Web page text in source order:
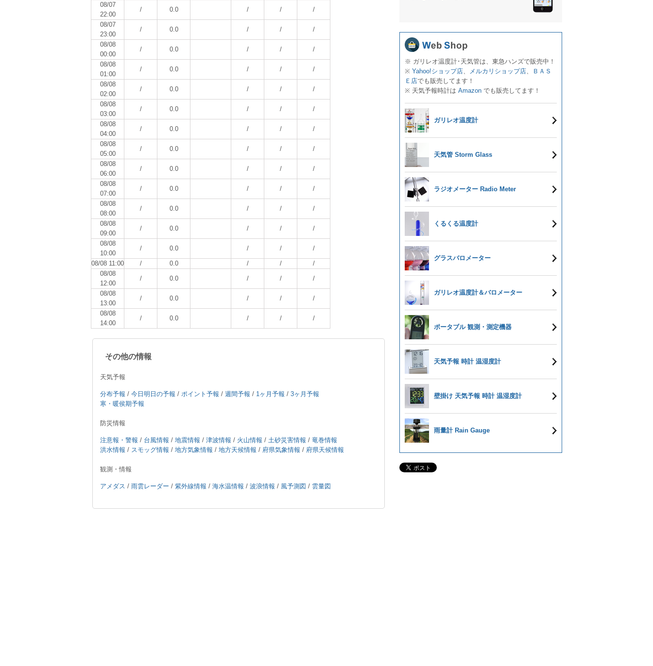
08/07
22:00
/ 0.0 / / /
08/07
23:00
/ 0.0 / / /
08/08
00:00
/ 0.0 / / /
08/08
01:00
/ 0.0 / / /
08/08
02:00
/ 0.0 / / /
08/08
03:00
/ 0.0 / / /
08/08
04:00
/ 0.0 / / /
08/08
05:00
/ 0.0 / / /
08/08
06:00
/ 0.0 / / /
08/08
07:00
/ 0.0 / / /
08/08
08:00
/ 0.0 / / /
08/08
09:00
/ 0.0 / / /
08/08
10:00
/ 0.0 / / /
08/08 11:00 / 0.0 / /
/
08/08
12:00
/ 0.0 / / /
08/08
13:00
/ 0.0 / / /
08/08
14:00
/ 0.0 / / /
その他の情報
天気予報
分布予報 / 今日明日の予報 / ポイント予報 / 週間予報 / 1ヶ月予報 / 3ヶ月予報
寒・暖侯期予報
防災情報
注意報・警報 / 台風情報 / 地震情報 / 津波情報 / 火山情報 / 土砂災害情報 / 竜巻情報
洪水情報 / スモッグ情報 / 地方気象情報 / 地方天候情報 / 府県気象情報 / 府県天候情報
観測・情報
アメダス / 雨雲レーダー / 紫外線情報 / 海水温情報 / 波浪情報 / 風予測図 / 雲量図
※ ガリレオ温度計･天気管は、東急ハンズで販売中！
※ Yahoo!ショップ店、 メルカリショップ店、
ＢＡＳ
Ｅ店でも販売してます！
※ 天気予報時計は Amazon でも販売してます！
ガリレオ温度計
天気管 Storm Glass
ラジオメーター Radio Meter
くるくる温度計
グラスバロメーター
ガリレオ温度計＆バロメーター
ポータブル 観測・測定機器
天気予報 時計 温湿度計
壁掛け 天気予報 時計 温湿度計
雨量計 Rain Gauge